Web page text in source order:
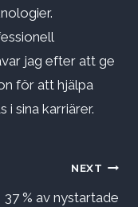
jag efter att ge
för att hjälpa
i sina karriärer.
NEXT
37 % av nystartade